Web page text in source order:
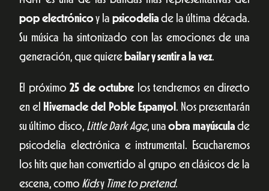
pop electrónicoy la psicodelia de la última década.
Su música ha sintonizado con las emociones de una
generación, que quiere bailar y sentir a la vez.
El próximo 25 de octubrelos tendremos en directo
en el Hivernacle del Poble Espanyol . Nos presentarán
su último disco, Little Dark Age, unaobra mayúscula de
psicodelia electrónica e instrumental. Escucharemos
los hits que han convertido al grupo en clásicos de la
escena, como Kidsy Time to pretend.